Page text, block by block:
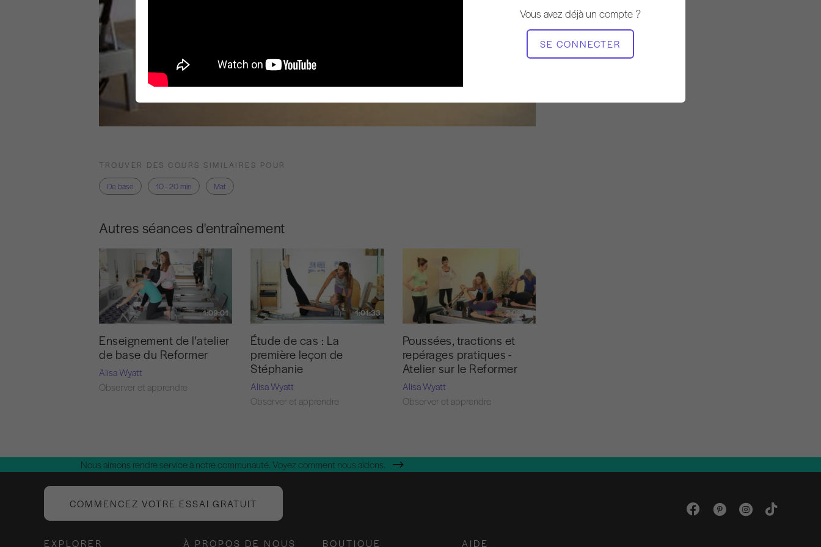
Vous avez déjà un compte ?
SE CONNECTER
MATÉRIEL NÉCESSAIRE
Mat
TROUVER DES COURS SIMILAIRES POUR
De base
10 - 20 min Mat
Autres séances d'entraînement
1:09:01
Enseignement de l'atelier
de base du Reformer
Alisa Wyatt
Observer et apprendre
1:01:33
Étude de cas : La
première leçon de
Stéphanie
Alisa Wyatt
Observer et apprendre
2:08:16
Poussées, tractions et
repérages pratiques -
Atelier sur le Reformer
Alisa Wyatt
Observer et apprendre
Nous aimons rendre service à notre communauté. Voyez comment nous aidons.
COMMENCEZ VOTRE ESSAI GRATUIT
EXPLORER À PROPOS DE NOUS BOUTIQUE AIDE